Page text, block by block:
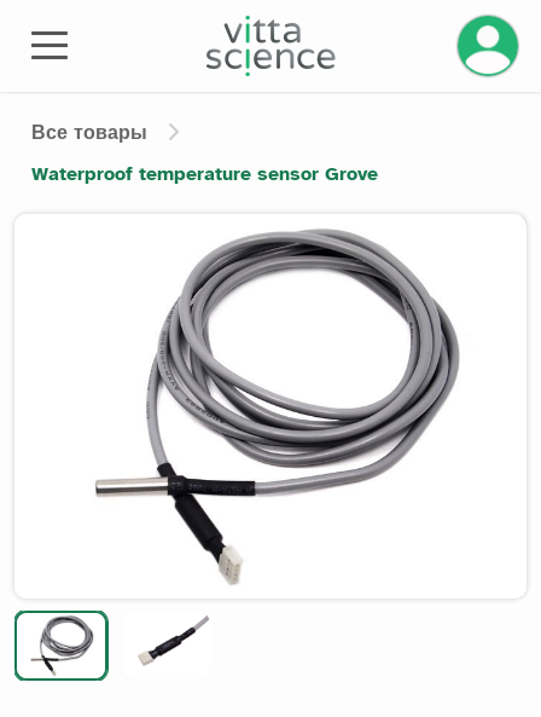
Все товары
Waterproof temperature sensor Grove